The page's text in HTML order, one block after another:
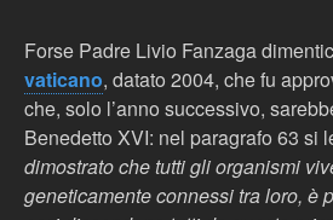
Forse Padre Livio Fanzaga
vaticano, datato 2004, che fu
che, solo l’anno successivo,
Benedetto XVI: nel paragrafo 63 si
dimostrato che tutti gli organismi
geneticamente connessi tra loro, è